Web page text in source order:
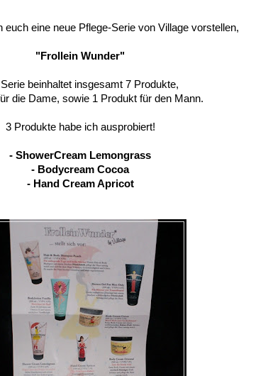
euch eine neue Pflege-Serie von Village vorstellen,
"Frollein Wunder"
beinhaltet insgesamt 7 Produkte,
die Dame, sowie 1 Produkt für den Mann.
3 Produkte habe ich ausprobiert!
- ShowerCream Lemongrass
- Bodycream Cocoa
- Hand Cream Apricot